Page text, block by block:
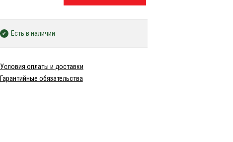
Есть в наличии
Условия оплаты и доставки
Гарантийные обязательства